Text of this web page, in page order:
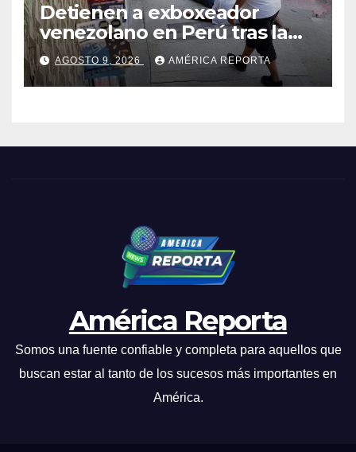
Detienen a exboxeador
venezolano en Perú tras la
muerte de mototaxista
durante una riña
AGOSTO 9, 2026 AMÉRICA REPORTA
América Reporta
Somos una fuente confiable y completa para aquellos que
buscan estar al tanto de los sucesos más importantes en
América.